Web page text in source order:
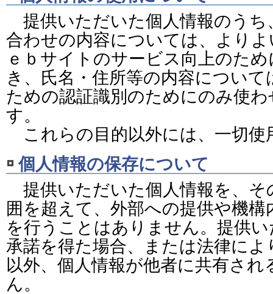
提供いただいた個人情報のうち
合わせの内容については、より
ｅｂサイトのサービス向上のた
き、氏名・住所等の内容につい
ための認証識別のためにのみ使
す。
これらの目的以外には、一切使
個人情報の保存について
提供いただいた個人情報を、そ
囲を超えて、外部への提供や機
を行うことはありません。提供
承諾を得た場合、または法律に
以外、個人情報が他者に共有さ
ん。